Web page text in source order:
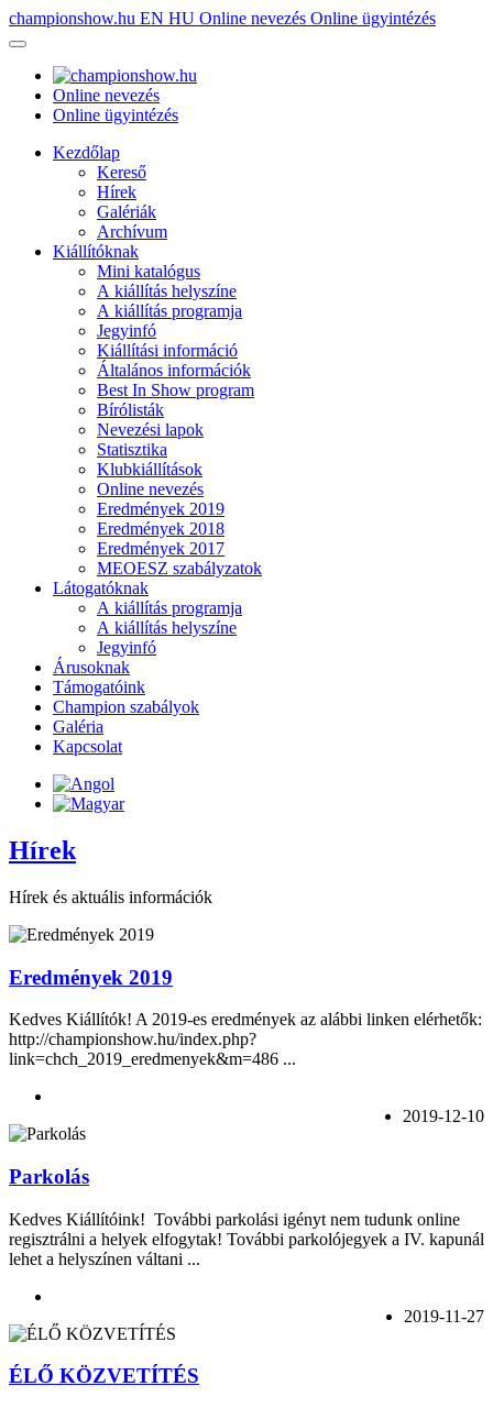
championshow.hu EN HU Online nevezés Online ügyintézés
Online nevezés
Online ügyintézés
Kezdőlap
Kereső
Hírek
Galériák
Archívum
Kiállítóknak
Mini katalógus
A kiállítás helyszíne
A kiállítás programja
Jegyinfó
Kiállítási információ
Általános információk
Best In Show program
Bírólisták
Nevezési lapok
Statisztika
Klubkiállítások
Online nevezés
Eredmények 2019
Eredmények 2018
Eredmények 2017
MEOESZ szabályzatok
Látogatóknak
A kiállítás programja
A kiállítás helyszíne
Jegyinfó
Árusoknak
Támogatóink
Champion szabályok
Galéria
Kapcsolat
Hírek
Hírek és aktuális információk
Eredmények 2019
Kedves Kiállítók! A 2019-es eredmények az alábbi linken elérhetők:
http://championshow.hu/index.php?
link=chch_2019_eredmenyek&m=486 ...
2019-12-10
Parkolás
Kedves Kiállítóink! További parkolási igényt nem tudunk online
regisztrálni a helyek elfogytak! További parkolójegyek a IV. kapunál
lehet a helyszínen váltani ...
2019-11-27
ÉLŐ KÖZVETÍTÉS